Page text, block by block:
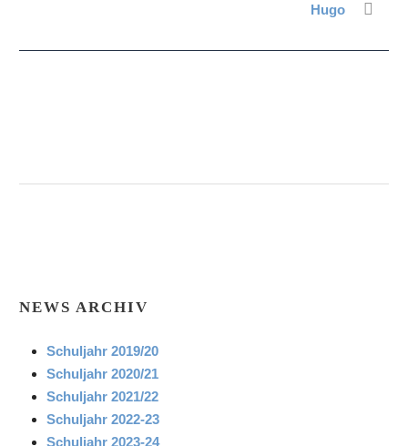
Hugo
NEWS ARCHIV
Schuljahr 2019/20
Schuljahr 2020/21
Schuljahr 2021/22
Schuljahr 2022-23
Schuljahr 2023-24